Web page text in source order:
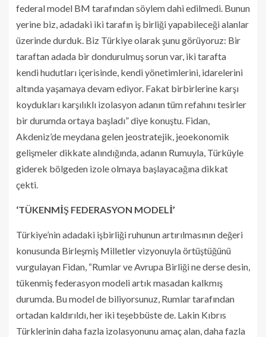
federal model BM tarafından söylem dahi edilmedi. Bunun
yerine biz, adadaki iki tarafın iş birliği yapabileceği alanlar
üzerinde durduk. Biz Türkiye olarak şunu görüyoruz: Bir
taraftan adada bir dondurulmuş sorun var, iki tarafta
kendi hudutları içerisinde, kendi yönetimlerini, idarelerini
altında yaşamaya devam ediyor. Fakat birbirlerine karşı
koydukları karşılıklı izolasyon adanın tüm refahını tesirler
bir durumda ortaya başladı” diye konuştu. Fidan,
Akdeniz’de meydana gelen jeostratejik, jeoekonomik
gelişmeler dikkate alındığında, adanın Rumuyla, Türküyle
giderek bölgeden izole olmaya başlayacağına dikkat
çekti.
‘TÜKENMİŞ FEDERASYON MODELİ’
Türkiye’nin adadaki işbirliği ruhunun artırılmasının değeri
konusunda Birleşmiş Milletler vizyonuyla örtüştüğünü
vurgulayan Fidan, “Rumlar ve Avrupa Birliği ne derse desin,
tükenmiş federasyon modeli artık masadan kalkmış
durumda. Bu model de biliyorsunuz, Rumlar tarafından
ortadan kaldırıldı, her iki teşebbüste de. Lakin Kıbrıs
Türklerinin daha fazla izolasyonunu amaç alan, daha fazla